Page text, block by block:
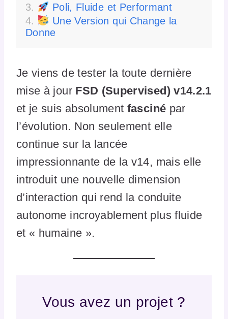
Poli, Fluide et Performant
Une Version qui Change la
Donne
Je viens de tester la toute dernière
mise à jour FSD (Supervised) v14.2.1
et je suis absolument fasciné par
l’évolution. Non seulement elle
continue sur la lancée
impressionnante de la v14, mais elle
introduit une nouvelle dimension
d’interaction qui rend la conduite
autonome incroyablement plus fluide
et « humaine ».
Vous avez un projet ?